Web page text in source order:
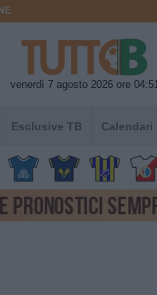
venerdì 7 agosto 2026 ore 04:51
Esclusive TB Calendari